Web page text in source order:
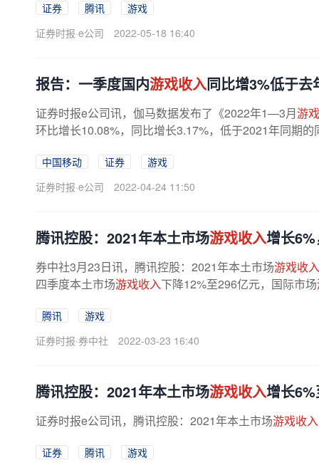
证券 腾讯
游戏
证券时报·e公司
2022-05-18 16:40
报告：一季度国内游戏收入同比增3%低于去
证券时报e公司讯，伽马数据发布了《2022年1—3月游戏
环比增长10.08%，同比增长3.17%，低于2021年同期
中国移动 证券
游戏
证券时报·e公司
2022-04-24 11:50
腾讯控股：2021年本土市场游戏收入增长
券中社3月23日讯，腾讯控股：2021年本土市场游戏收入
四季度本土市场游戏收入下降12%至296亿元，国际市场
腾讯
游戏
证券时报·券中社
2022-03-23 16:40
腾讯控股：2021年本土市场游戏收入增长
证券时报e公司讯，腾讯控股：2021年本土市场游戏收入
证券 腾讯
游戏